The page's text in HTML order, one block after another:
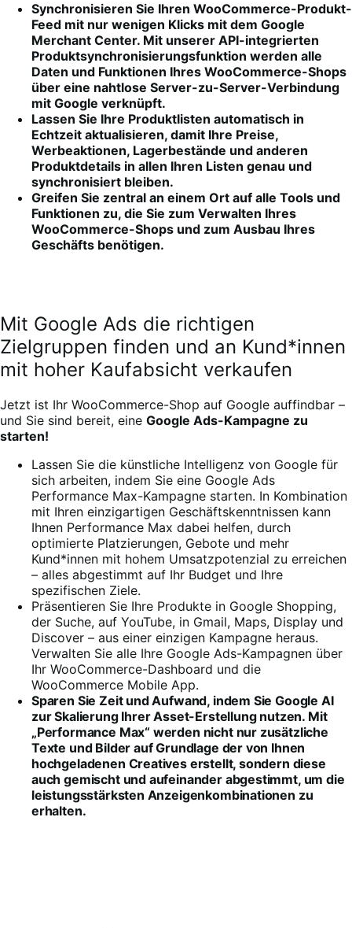
Synchronisieren Sie Ihren WooCommerce-Produkt-
Feed mit nur wenigen Klicks mit dem Google
Merchant Center. Mit unserer API-integrierten
Produktsynchronisierungsfunktion werden alle
Daten und Funktionen Ihres WooCommerce-Shops
über eine nahtlose Server-zu-Server-Verbindung
mit Google verknüpft.
Lassen Sie Ihre Produktlisten automatisch in
Echtzeit aktualisieren, damit Ihre Preise,
Werbeaktionen, Lagerbestände und anderen
Produktdetails in allen Ihren Listen genau und
synchronisiert bleiben.
Greifen Sie zentral an einem Ort auf alle Tools und
Funktionen zu, die Sie zum Verwalten Ihres
WooCommerce-Shops und zum Ausbau Ihres
Geschäfts benötigen.
Mit Google Ads die richtigen
Zielgruppen finden und an Kund*innen
mit hoher Kaufabsicht verkaufen
Jetzt ist Ihr WooCommerce-Shop auf Google auffindbar –
und Sie sind bereit, eine Google Ads-Kampagne zu
starten!
Lassen Sie die künstliche Intelligenz von Google für
sich arbeiten, indem Sie eine Google Ads
Performance Max-Kampagne starten. In Kombination
mit Ihren einzigartigen Geschäftskenntnissen kann
Ihnen Performance Max dabei helfen, durch
optimierte Platzierungen, Gebote und mehr
Kund*innen mit hohem Umsatzpotenzial zu erreichen
– alles abgestimmt auf Ihr Budget und Ihre
spezifischen Ziele.
Präsentieren Sie Ihre Produkte in Google Shopping,
der Suche, auf YouTube, in Gmail, Maps, Display und
Discover – aus einer einzigen Kampagne heraus.
Verwalten Sie alle Ihre Google Ads-Kampagnen über
Ihr WooCommerce-Dashboard und die
WooCommerce Mobile App.
Sparen Sie Zeit und Aufwand, indem Sie Google AI
zur Skalierung Ihrer Asset-Erstellung nutzen. Mit
„Performance Max“ werden nicht nur zusätzliche
Texte und Bilder auf Grundlage der von Ihnen
hochgeladenen Creatives erstellt, sondern diese
auch gemischt und aufeinander abgestimmt, um die
leistungsstärksten Anzeigenkombinationen zu
erhalten.